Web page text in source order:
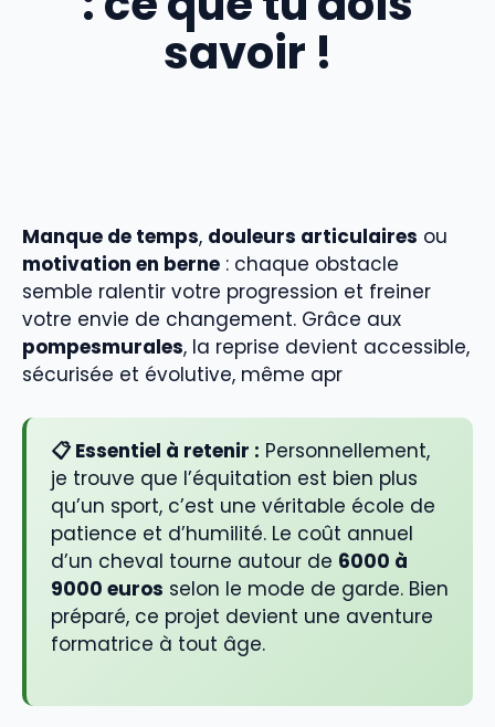
savoir !
Manque de temps, douleurs articulaires ou
motivation en berne : chaque obstacle
semble ralentir votre progression et freiner
votre envie de changement. Grâce aux
pompesmurales, la reprise devient accessible,
sécurisée et évolutive, même apr
📋 Essentiel à retenir : Personnellement,
je trouve que l’équitation est bien plus
qu’un sport, c’est une véritable école de
patience et d’humilité. Le coût annuel
d’un cheval tourne autour de 6000 à
9000 euros selon le mode de garde. Bien
préparé, ce projet devient une aventure
formatrice à tout âge.